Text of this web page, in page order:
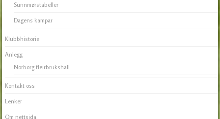
Sunnmørstabeller
Dagens kampar
Klubbhistorie
Anlegg
Norborg fleirbrukshall
Kontakt oss
Lenker
Om nettsida